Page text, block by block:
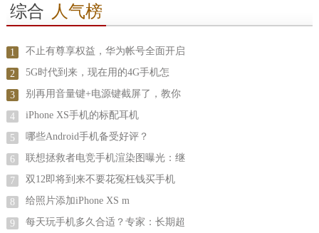
综合 人气榜
1 不止有尊享权益，华为帐号全面开启
2 5G时代到来，现在用的4G手机怎
3 别再用音量键+电源键截屏了，教你
4 iPhone XS手机的标配耳机
5 哪些Android手机备受好评？
6 联想拯救者电竞手机渲染图曝光：继
7 双12即将到来不要花冤枉钱买手机
8 给照片添加iPhone XS m
9 每天玩手机多久合适？专家：长期超